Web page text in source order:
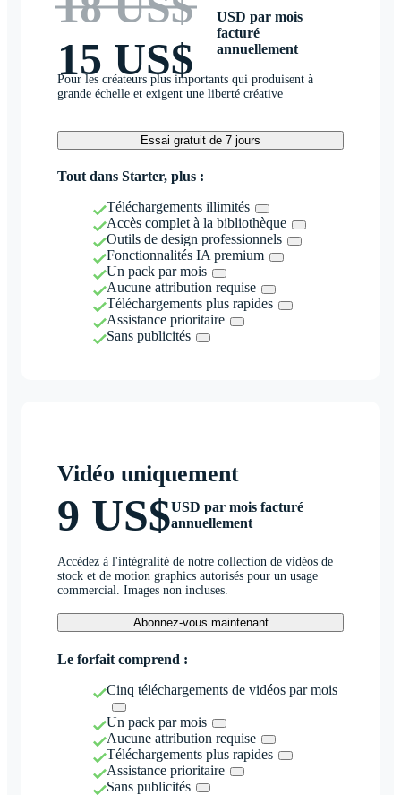
15 US$
USD par mois
facturé
annuellement
Pour les créateurs plus importants qui produisent à
grande échelle et exigent une liberté créative
Essai gratuit de 7 jours
Tout dans Starter, plus :
Téléchargements illimités
Accès complet à la bibliothèque
Outils de design professionnels
Fonctionnalités IA premium
Un pack par mois
Aucune attribution requise
Téléchargements plus rapides
Assistance prioritaire
Sans publicités
Vidéo uniquement
9 US$USD par mois facturé
annuellement
Accédez à l'intégralité de notre collection de vidéos de
stock et de motion graphics autorisés pour un usage
commercial. Images non incluses.
Abonnez-vous maintenant
Le forfait comprend :
Cinq téléchargements de vidéos par mois
Un pack par mois
Aucune attribution requise
Téléchargements plus rapides
Assistance prioritaire
Sans publicités